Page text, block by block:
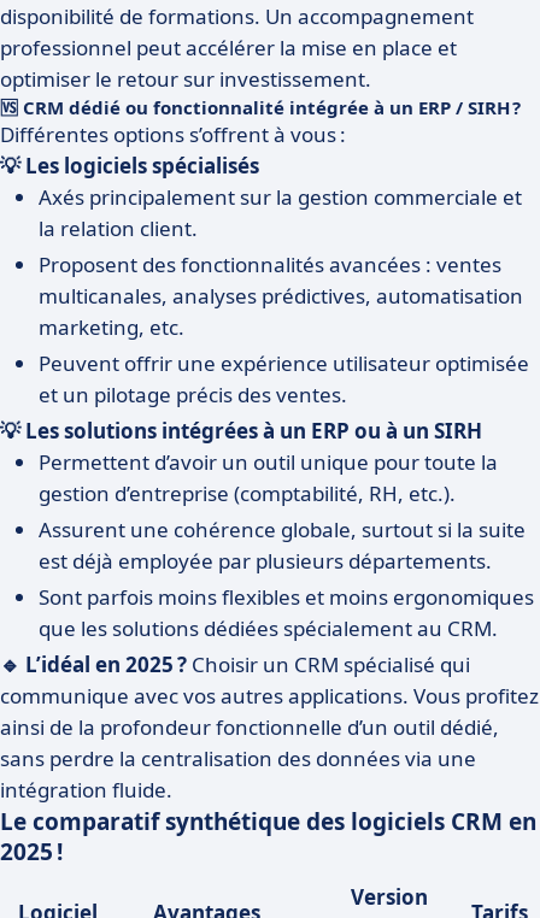
disponibilité de formations. Un accompagnement
professionnel peut accélérer la mise en place et
optimiser le retour sur investissement.
🆚 CRM dédié ou fonctionnalité intégrée à un ERP / SIRH ?
Différentes options s’offrent à vous :
💡 Les logiciels spécialisés
Axés principalement sur la gestion commerciale et
la relation client.
Proposent des fonctionnalités avancées : ventes
multicanales, analyses prédictives, automatisation
marketing, etc.
Peuvent offrir une expérience utilisateur optimisée
et un pilotage précis des ventes.
💡 Les solutions intégrées à un ERP ou à un SIRH
Permettent d’avoir un outil unique pour toute la
gestion d’entreprise (comptabilité, RH, etc.).
Assurent une cohérence globale, surtout si la suite
est déjà employée par plusieurs départements.
Sont parfois moins flexibles et moins ergonomiques
que les solutions dédiées spécialement au CRM.
🔹 L’idéal en 2025 ? Choisir un CRM spécialisé qui
communique avec vos autres applications. Vous profitez
ainsi de la profondeur fonctionnelle d’un outil dédié,
sans perdre la centralisation des données via une
intégration fluide.
Le comparatif synthétique des logiciels CRM en
2025 !
Version